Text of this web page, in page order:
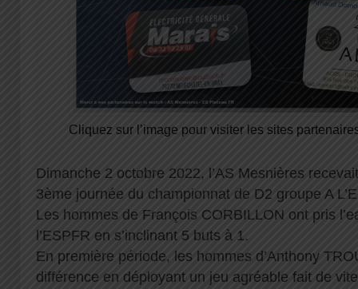
Cliquez sur l’image pour visiter les sites
Dimanche 2 octobre 2022, l’AS Mesnières
3ème journée du championnat de D2 groupe A
Les hommes de François CORBILLON ont pris
l’ESPFR en s’inclinant 5 buts à 1.
En première période, les hommes d’Anthony
différence en déployant un jeu agréable fait de